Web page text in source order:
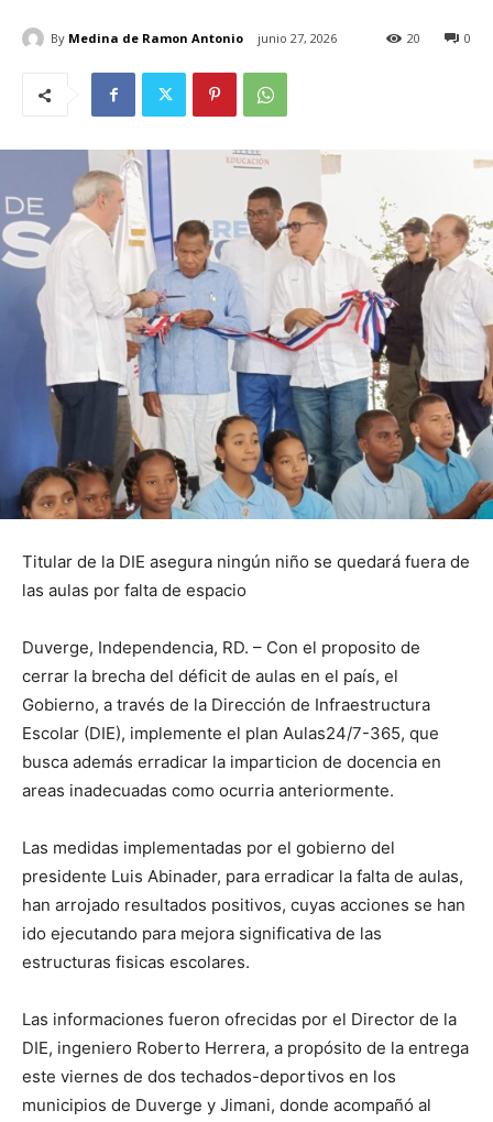
By Medina de Ramon Antonio junio 27, 2026 0
20
Titular de la DIE asegura ningún niño se quedará fuera de
las aulas por falta de espacio
Duverge, Independencia, RD. – Con el proposito de
cerrar la brecha del déficit de aulas en el país, el
Gobierno, a través de la Dirección de Infraestructura
Escolar (DIE), implemente el plan Aulas24/7-365, que
busca además erradicar la imparticion de docencia en
areas inadecuadas como ocurria anteriormente.
Las medidas implementadas por el gobierno del
presidente Luis Abinader, para erradicar la falta de aulas,
han arrojado resultados positivos, cuyas acciones se han
ido ejecutando para mejora significativa de las
estructuras fisicas escolares.
Las informaciones fueron ofrecidas por el Director de la
DIE, ingeniero Roberto Herrera, a propósito de la entrega
este viernes de dos techados-deportivos en los
municipios de Duverge y Jimani, donde acompañó al